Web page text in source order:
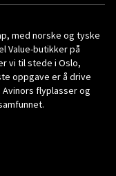
med norske og tyske
Value-butikker på
vi til stede i Oslo,
oppgave er å drive
flyplasser og